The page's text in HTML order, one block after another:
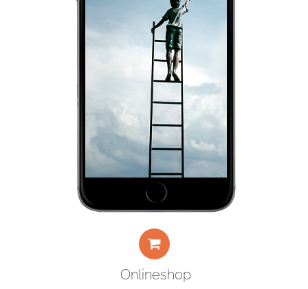
Onlineshop